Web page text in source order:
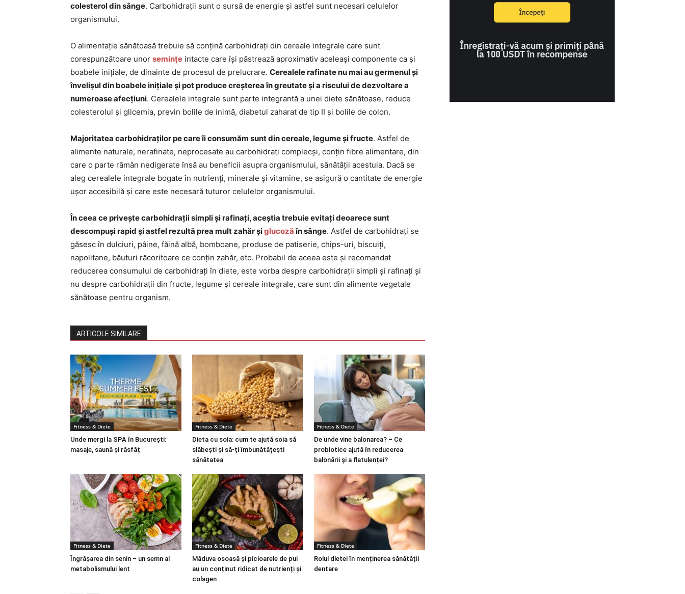
colesterol din sânge. Carbohidrații sunt o sursă de energie și astfel sunt necesari celulelor
organismului.
O alimentație sănătoasă trebuie să conțină carbohidrați din cereale integrale care sunt
corespunzătoare unor semințe intacte care își păstrează aproximativ aceleași componente ca și
boabele inițiale, de dinainte de procesul de prelucrare. Cerealele rafinate nu mai au germenul și
învelișul din boabele inițiale și pot produce creșterea în greutate și a riscului de dezvoltare a
numeroase afecțiuni. Cerealele integrale sunt parte integrantă a unei diete sănătoase, reduce
colesterolul și glicemia, previn bolile de inimă, diabetul zaharat de tip II și bolile de colon.
Majoritatea carbohidraților pe care îi consumăm sunt din cereale, legume și fructe. Astfel de
alimente naturale, nerafinate, neprocesate au carbohidrați complecși, conțin fibre alimentare, din
care o parte rămân nedigerate însă au beneficii asupra organismului, sănătății acestuia. Dacă se
aleg cerealele integrale bogate în nutrienți, minerale și vitamine, se asigură o cantitate de energie
ușor accesibilă și care este necesară tuturor celulelor organismului.
În ceea ce privește carbohidrații simpli și rafinați, aceștia trebuie evitați deoarece sunt
descompuși rapid și astfel rezultă prea mult zahăr șiglucozăîn sânge. Astfel de carbohidrați se
găsesc în dulciuri, pâine, făină albă, bomboane, produse de patiserie, chips-uri, biscuiți,
napolitane, băuturi răcoritoare ce conțin zahăr, etc. Probabil de aceea este și recomandat
reducerea consumului de carbohidrați în diete, este vorba despre carbohidrații simpli și rafinați și
nu despre carbohidrații din fructe, legume și cereale integrale, care sunt din alimente vegetale
sănătoase pentru organism.
ARTICOLE SIMILARE
Fitness & Diete
Unde mergi la SPA în București:
masaje, saună și răsfăț
Fitness & Diete
Dieta cu soia: cum te ajută soia să
slăbești și să-ți îmbunătățești
sănătatea
Fitness & Diete
De unde vine balonarea? – Ce
probiotice ajută în reducerea
balonării și a flatulenței?
Fitness & Diete
Îngrășarea din senin – un semn al
metabolismului lent
Fitness & Diete
Măduva osoasă și picioarele de pui
au un conținut ridicat de nutrienți și
colagen
Fitness & Diete
Rolul dietei în menținerea sănătății
dentare